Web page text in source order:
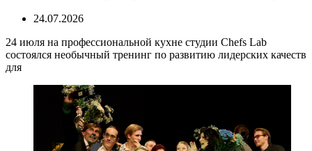
24.07.2026
24 июля на профессиональной кухне студии Chefs Lab
состоялся необычный тренинг по развитию лидерских качеств
для